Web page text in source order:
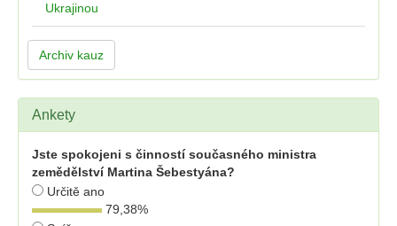
Ukrajinou
Archiv kauz
Ankety
Jste spokojeni s činností současného ministra
zemědělství Martina Šebestyána?
Určitě ano
79,38%